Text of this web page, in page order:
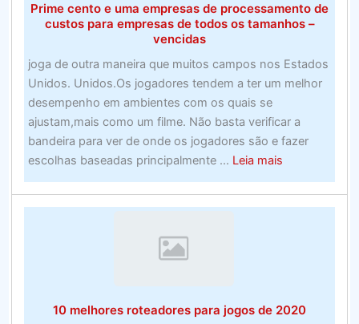
Suporte
e
Prime cento e uma empresas de processamento de
custos para empresas de todos os tamanhos –
vencidas
joga de outra maneira que muitos campos nos Estados
Unidos. Unidos.Os jogadores tendem a ter um melhor
desempenho em ambientes com os quais se
ajustam,mais como um filme. Não basta verificar a
bandeira para ver de onde os jogadores são e fazer
escolhas baseadas principalmente ... Leia maisabout
Prime
cento
de
10 melhores roteadores para jogos de 2020